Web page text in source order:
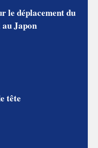
le déplacement du
Japon
tête